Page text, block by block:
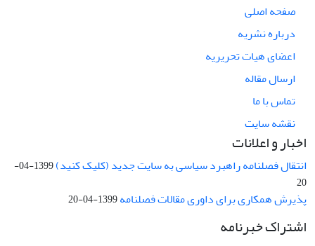
صفحه اصلی
درباره نشریه
اعضای هیات تحریریه
ارسال مقاله
تماس با ما
نقشه سایت
اخبار و اعلانات
انتقال فصلنامه راهبرد سیاسی به سایت جدید (کلیک کنید)
1399-04-
20
پذیرش همکاری برای داوری مقالات فصلنامه1399-04-20
اشتراک خبرنامه